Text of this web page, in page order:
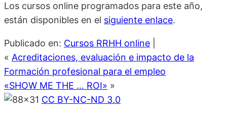
Los cursos online programados para este año,
están disponibles en el siguiente enlace.
Publicado en: Cursos RRHH online
« Acreditaciones, evaluación e impacto de la
Formación profesional para el empleo
«SHOW ME THE … ROI» »
CC BY-NC-ND 3.0